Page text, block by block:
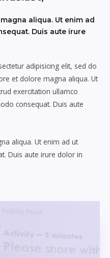
aliqua. Ut enim ad
Duis aute irure
adipisicing elit, sed do
et dolore magna aliqua. Ut
exercitation ullamco
consequat. Duis aute
aliqua. Ut enim ad ut
Duis aute irure dolor in